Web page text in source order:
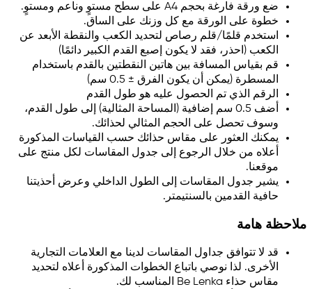
ضع ورقة فارغة بحجم A4 على سطح مستوٍ وناعم ومستوٍ.
خطوة على الورقة مع كل وزنك على الساق.
استخدم قلمًا/قلم رصاص لتحديد الكعب والنقطة الأبعد عن
الكعب (احذر، فقد لا يكون إصبع القدم الكبير دائمًا)
قم بقياس المسافة بين هاتين النقطتين بالقدم باستخدام
المسطرة (يمكن أن يكون الفرق ± 0.5 سم)
الرقم الذي تم الحصول عليه هو طول القدم
أضف 0.5 سم إضافية (المساحة المثالية) إلى طول القدم،
وسوف تحصل على الحجم المثالي لحذائك.
يمكنك العثور على مقاس حذائك حسب القياسات المذكورة
أعلاه من خلال الرجوع إلى جدول المقاسات لكل منتج على
موقعنا.
يشير جدول المقاسات إلى الطول الداخلي وعرض أحذيتنا
حافية القدمين بالسنتيمتر.
ملاحظة هامة
قد لا تتوافق جداول المقاسات لدينا مع العلامات التجارية
الأخرى. لذا نوصي باتباع الخطوات المذكورة أعلاه لتحديد
مقاس حذاء Be Lenka المناسب لك.